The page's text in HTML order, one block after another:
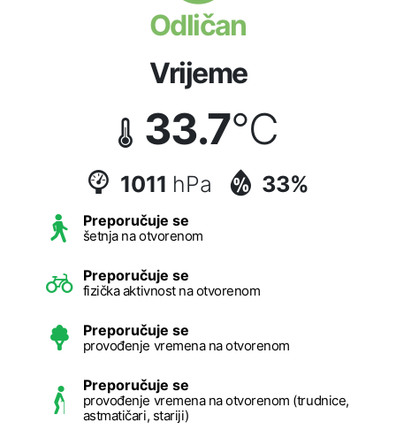
Odličan
Vrijeme
33.7°C
1011 hPa 33%
Preporučuje se
šetnja na otvorenom
Preporučuje se
fizička aktivnost na otvorenom
Preporučuje se
provođenje vremena na otvorenom
Preporučuje se
provođenje vremena na otvorenom (trudnice,
astmatičari, stariji)